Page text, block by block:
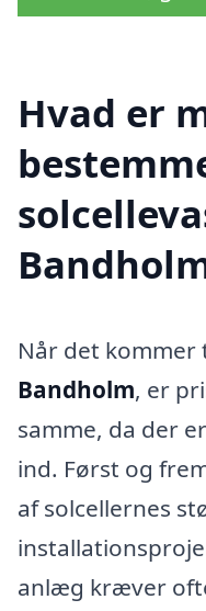
Hvad er
Når det kommer
Bandholm, er
samme, da der
ind. Først og
af solcellernes
anlæg kræver